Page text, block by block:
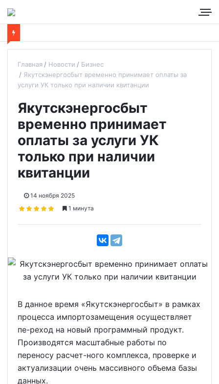
Главная Новости
Бизнес
Якутскэнергосбыт временно принимает оплаты за
услуги УК только при наличии квитанции
Якутскэнергосбыт
временно принимает
оплаты за услуги УК
только при наличии
квитанции
14 ноября 2025
1 минута
В данное время «Якутскэнергосбыт» в рамках
процесса импортозамещения осуществляет
пе-реход на новый программный продукт.
Производятся масштабные работы по
переносу расчет-ного комплекса, проверке и
актуализации очень массивного объема базы
данных.